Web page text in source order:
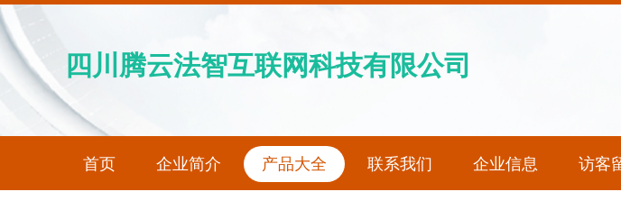
四川腾云法智互联网科技有限公司
首页 企业简介 产品大全 联系我们 企业信息 访客